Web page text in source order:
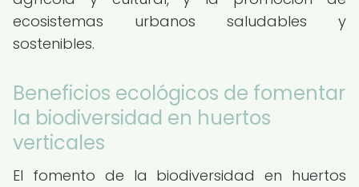
ecosistemas urbanos saludables y
sostenibles.
Beneficios ecológicos de fomentar
la biodiversidad en huertos
verticales
El fomento de la biodiversidad en huertos